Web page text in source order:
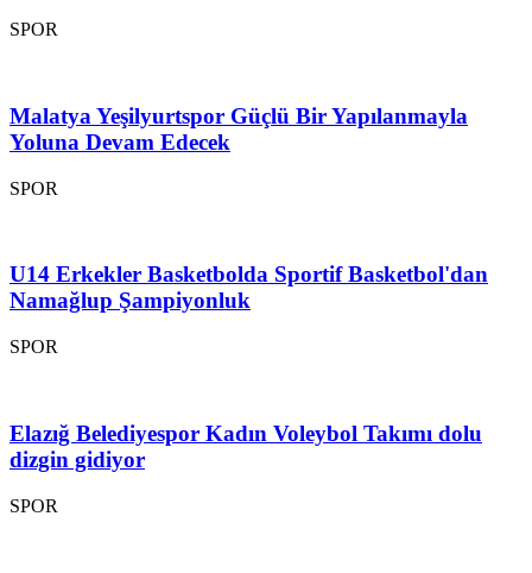
SPOR
Malatya Yeşilyurtspor Güçlü Bir Yapılanmayla
Yoluna Devam Edecek
SPOR
U14 Erkekler Basketbolda Sportif Basketbol'dan
Namağlup Şampiyonluk
SPOR
Elazığ Belediyespor Kadın Voleybol Takımı dolu
dizgin gidiyor
SPOR